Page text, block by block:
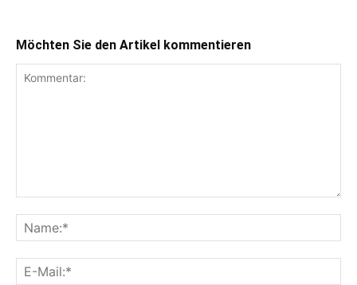
Möchten Sie den Artikel kommentieren